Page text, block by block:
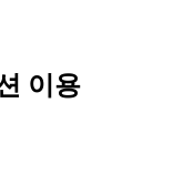
이용